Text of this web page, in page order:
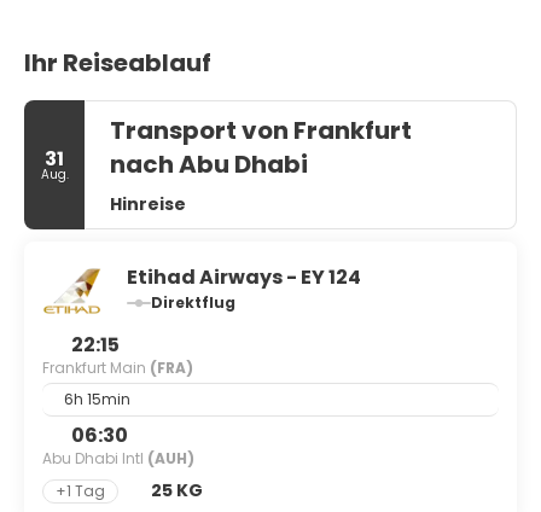
Ihr Reiseablauf
31
Aug.
Transport von Frankfurt
nach Abu Dhabi
Hinreise
Etihad Airways - EY 124
Direktflug
22:15
Frankfurt Main (FRA)
6h 15min
06:30
Abu Dhabi Intl (AUH)
+1 Tag
25 KG